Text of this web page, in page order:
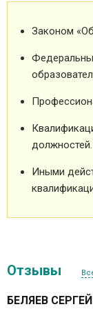
Законом
должностей.
Иными
Отзывы
БЕЛЯЕВ